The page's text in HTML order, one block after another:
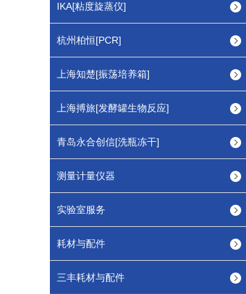
IKA[粘度旋蒸仪]
杭州柏恒[PCR]
上海知楚[振荡培养箱]
上海搏旅[发酵罐生物反应]
青岛永合创信[洗瓶冻干]
测量计量仪器
实验室服务
耗材与配件
三丰耗材与配件